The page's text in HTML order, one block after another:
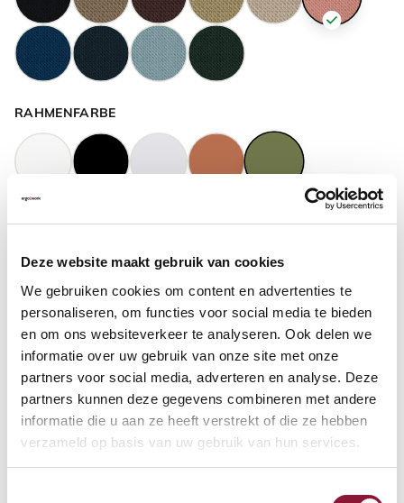
Deze website maakt gebruik van cookies
We gebruiken cookies om content en advertenties te
personaliseren, om functies voor social media te bieden
en om ons websiteverkeer te analyseren. Ook delen we
informatie over uw gebruik van onze site met onze
partners voor social media, adverteren en analyse. Deze
partners kunnen deze gegevens combineren met andere
informatie die u aan ze heeft verstrekt of die ze hebben
verzameld op basis van uw gebruik van hun services.
RAHMENFARBE
GASFEDERHÖHE
BODENKONTAKT
FUSSRING ?